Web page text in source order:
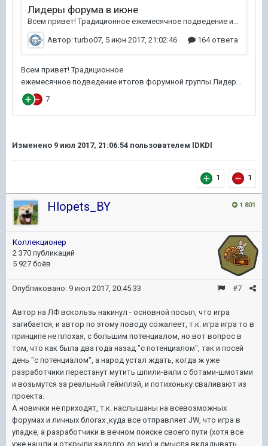
Изменено 9 июл 2017, 21:06:54 пользователем lDKDl
1 1
1 801
Hlopets_BY
Коллекционер
2 370 публикаций
5 927 боёв
#7
Опубликовано: 9 июл 2017, 20:45:33
Автор на ЛФ вскользь накинул - основной посыл, что игра
загибается, и автор по этому поводу сожалеет, т.к. игра игра то в
принципе не плохая, с большим потенциалом, но вот вопрос в
том, что как была два года назад "с потенциалом", так и посей
день "с потенциалом", а народ устал ждать, когда ж уже
разработчики перестанут мутить шпили-вили с ботами-шмотами
и возьмутся за реальный геймплэй, и потихоньку сваливают из
проекта.
А новички не приходят, т.к. наслышаны на всевозможных
форумах и личных блогах ,куда все отправляет JW, что игра в
упадке, а разработчики в вечном поиске своего пути (хотя все
уже нашли и открыли задолго до них) и смысла вкладывать